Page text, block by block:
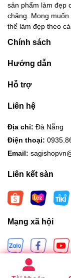
sản phẩm làm đẹp
chăng. Mong
thể làm đẹp theo
Chính sách
Hướng dẫn
Hỗ trợ
Liên hệ
Địa chỉ: Đà Nẵng
Điện thoại:
Email:
Liên kết sàn
Mạng xã hội
Hình thức